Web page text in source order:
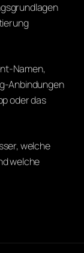
Namen,
Anbindungen
oder das
welche
welche